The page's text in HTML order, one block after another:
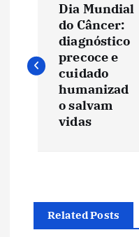
v
ç
Dia Mundial
do Câncer:
diagnóstico
precoce e
cuidado
humanizad
o salvam
vidas
Related Posts